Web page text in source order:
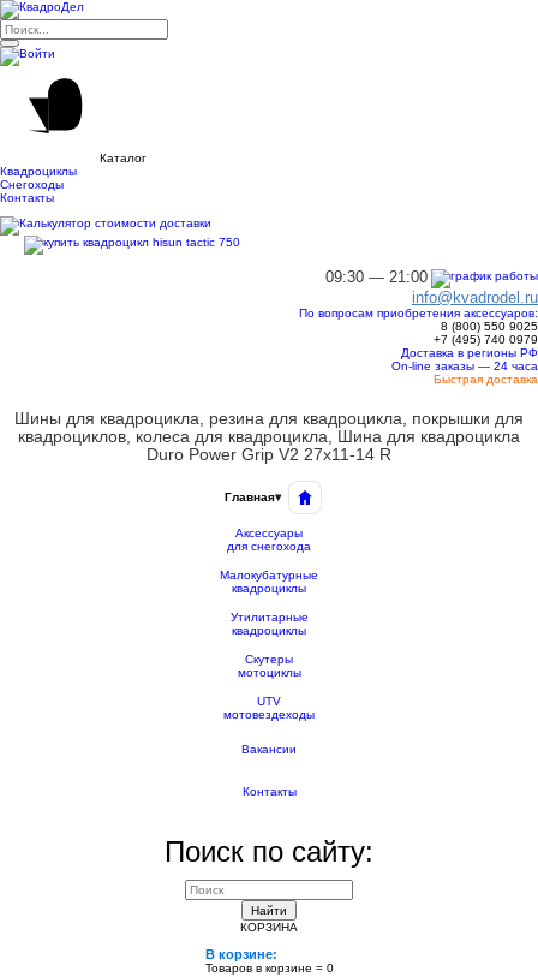
Каталог
Квадроциклы
Снегоходы
Контакты
09:30 — 21:00
info@kvadrodel.ru
По вопросам приобретения аксессуаров:
8 (800) 550 9025
+7 (495) 740 0979
Доставка в регионы РФ
On-line заказы — 24 часа
Быстрая доставка
Шины для квадроцикла, резина для квадроцикла, покрышки для
квадроциклов, колеса для квадроцикла, Шина для квадроцикла
Duro Power Grip V2 27x11-14 R
Главная▾
Аксессуары
для снегохода
Малокубатурные
квадроциклы
Утилитарные
квадроциклы
Скутеры
мотоциклы
UTV
мотовездеходы
Вакансии
Контакты
Поиск по сайту:
Найти
КОРЗИНА
В корзине:
Товаров в корзине = 0